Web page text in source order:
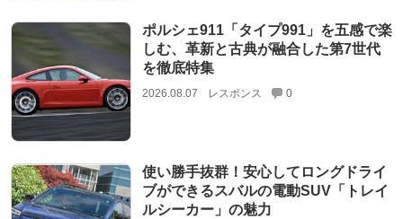
ポルシェ911「タイプ991」を五感で楽
しむ、革新と古典が融合した第7世代
を徹底特集
2026.08.07 レスポンス 0
使い勝手抜群！安心してロングドライ
ブができるスバルの電動SUV「トレイ
ルシーカー」の魅力